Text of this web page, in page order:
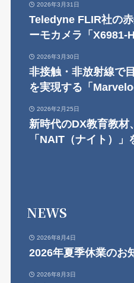
2026年3月31日
Teledyne FLIR社の
ーモカメラ「X6981-
2026年3月30日
非接触・非放射線で
を実現する「
2026年2月25日
新時代のDX教育教材
「NAIT（ナイト）」
NEWS
2026年8月4日
2026年夏季休業のお
2026年8月3日